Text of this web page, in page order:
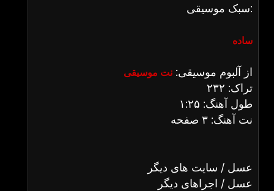
سبک موسیقی:
ساده
از آلبوم موسیقی: نت موسیقی
تراک: ۲۳۲
طول آهنگ: ۱:۲۵
نت آهنگ: ۳ صفحه
عسل / سایت های دیگر
عسل / اجراهای دیگر